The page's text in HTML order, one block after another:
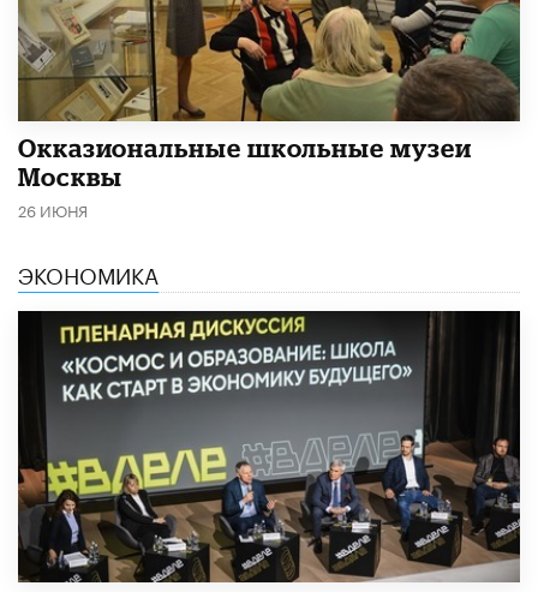
​Окказиональные школьные музеи
Москвы
26 ИЮНЯ
ЭКОНОМИКА